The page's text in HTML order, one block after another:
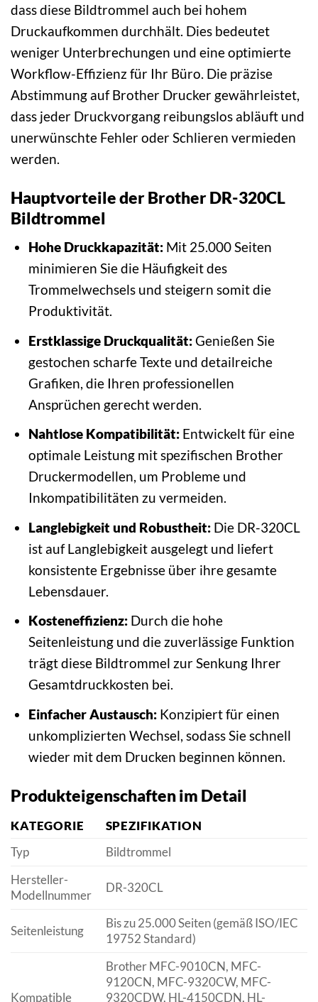
dass diese Bildtrommel auch bei hohem
Druckaufkommen durchhält. Dies bedeutet
weniger Unterbrechungen und eine optimierte
Workflow-Effizienz für Ihr Büro. Die präzise
Abstimmung auf Brother Drucker gewährleistet,
dass jeder Druckvorgang reibungslos abläuft und
unerwünschte Fehler oder Schlieren vermieden
werden.
Hauptvorteile der Brother DR-320CL
Bildtrommel
Hohe Druckkapazität:Mit 25.000 Seiten
minimieren Sie die Häufigkeit des
Trommelwechsels und steigern somit die
Produktivität.
Erstklassige Druckqualität:Genießen Sie
gestochen scharfe Texte und detailreiche
Grafiken, die Ihren professionellen
Ansprüchen gerecht werden.
Nahtlose Kompatibilität:Entwickelt für eine
optimale Leistung mit spezifischen Brother
Druckermodellen, um Probleme und
Inkompatibilitäten zu vermeiden.
Langlebigkeit und Robustheit:Die DR-320CL
ist auf Langlebigkeit ausgelegt und liefert
konsistente Ergebnisse über ihre gesamte
Lebensdauer.
Kosteneffizienz:Durch die hohe
Seitenleistung und die zuverlässige Funktion
trägt diese Bildtrommel zur Senkung Ihrer
Gesamtdruckkosten bei.
Einfacher Austausch:Konzipiert für einen
unkomplizierten Wechsel, sodass Sie schnell
wieder mit dem Drucken beginnen können.
Produkteigenschaften im Detail
KATEGORIE
SPEZIFIKATION
Typ
Bildtrommel
Hersteller-
Modellnummer
DR-320CL
Seitenleistung
Bis zu 25.000 Seiten (gemäß ISO/IEC
19752 Standard)
Kompatible
Brother MFC-9010CN, MFC-
9120CN, MFC-9320CW, MFC-
9320CDW, HL-4150CDN, HL-